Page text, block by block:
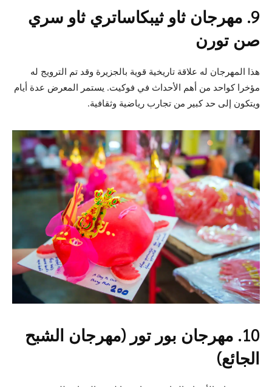
9. مهرجان ثاو ثيبكاساتري ثاو سري
صن تورن
هذا المهرجان له علاقة تاريخية قوية بالجزيرة وقد تم الترويج له
مؤخرا كواحد من أهم الأحداث في فوكيت. يستمر المعرض عدة أيام
ويتكون إلى حد كبير من تجارب رياضية وثقافية.
10. مهرجان بور تور (مهرجان الشبح
الجائع)